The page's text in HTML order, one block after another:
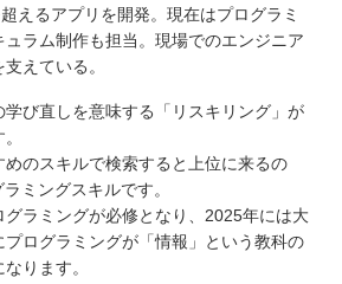
えるアプリを開発。現在はプログラミ
ュラム制作も担当。現場でのエンジニア
えている。
学び直しを意味する「リスキリング」が
めのスキルで検索すると上位に来るの
ミングスキルです。
ラミングが必修となり、2025年には大
ログラミングが「情報」という教科の
ります。